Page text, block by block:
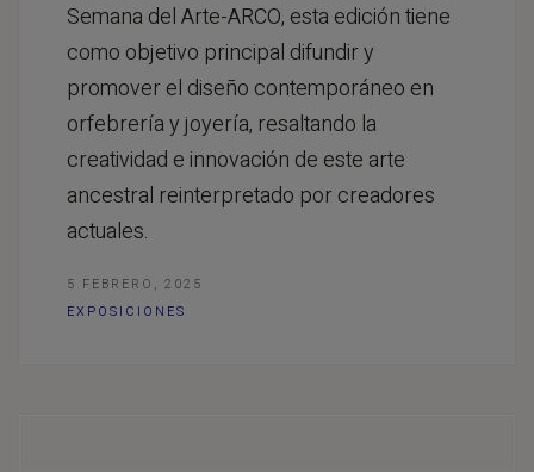
Semana del Arte-ARCO, esta edición tiene
como objetivo principal difundir y
promover el diseño contemporáneo en
orfebrería y joyería, resaltando la
creatividad e innovación de este arte
ancestral reinterpretado por creadores
actuales.
5 FEBRERO, 2025
EXPOSICIONES